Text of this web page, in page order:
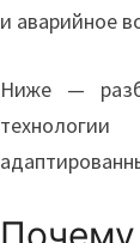
и аварийное
Ниже —